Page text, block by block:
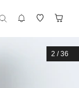
2 /36